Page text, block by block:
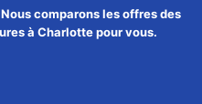
comparons les offres des
à Charlotte pour vous.